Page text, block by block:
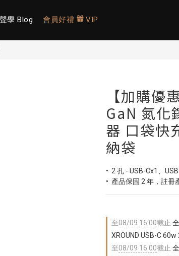
聲學 Blog 會員好禮 VIP
【加購
GaN 氮化
器 口袋快
納袋
•  2 孔 - USB-Cx1、
•  產品保固 2 年，註
至08/09 16:00截止
XROUND USB-C
至08/09 16:00截止